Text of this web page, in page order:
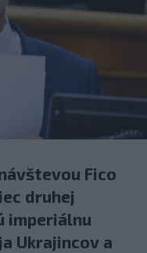
Fico
druhej
imperiálnu
Ukrajincov a